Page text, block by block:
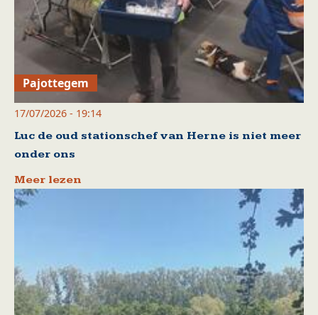
Pajottegem
17/07/2026 - 19:14
Luc de oud stationschef van Herne is niet meer
onder ons
Meer lezen